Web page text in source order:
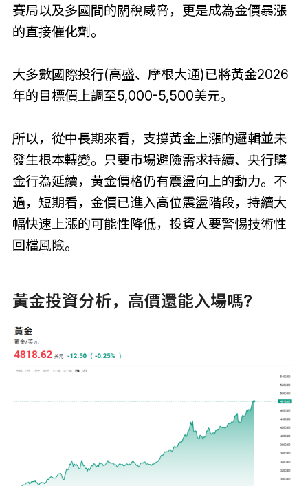
賽局以及多國間的關稅威脅，更是成為金價暴漲
的直接催化劑。
大多數國際投行(高盛、摩根大通)已將黃金2026
年的目標價上調至5,000-5,500美元。
所以，從中長期來看，支撐黃金上漲的邏輯並未
發生根本轉變。只要市場避險需求持續、央行購
金行為延續，黃金價格仍有震盪向上的動力。不
過，短期看，金價已進入高位震盪階段，持續大
幅快速上漲的可能性降低，投資人要警惕技術性
回檔風險。
黃金投資分析，高價還能入場嗎?